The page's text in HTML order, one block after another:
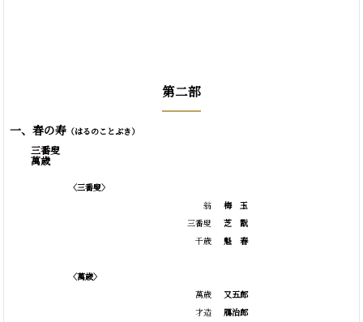
第二部
一、春の寿（はるのことぶき）
三番叟
萬歳
〈三番叟〉
〈萬歳〉
翁
三番叟
千歳
萬歳
才造
梅
玉
芝
翫
魁
春
又五郎
鴈治郎